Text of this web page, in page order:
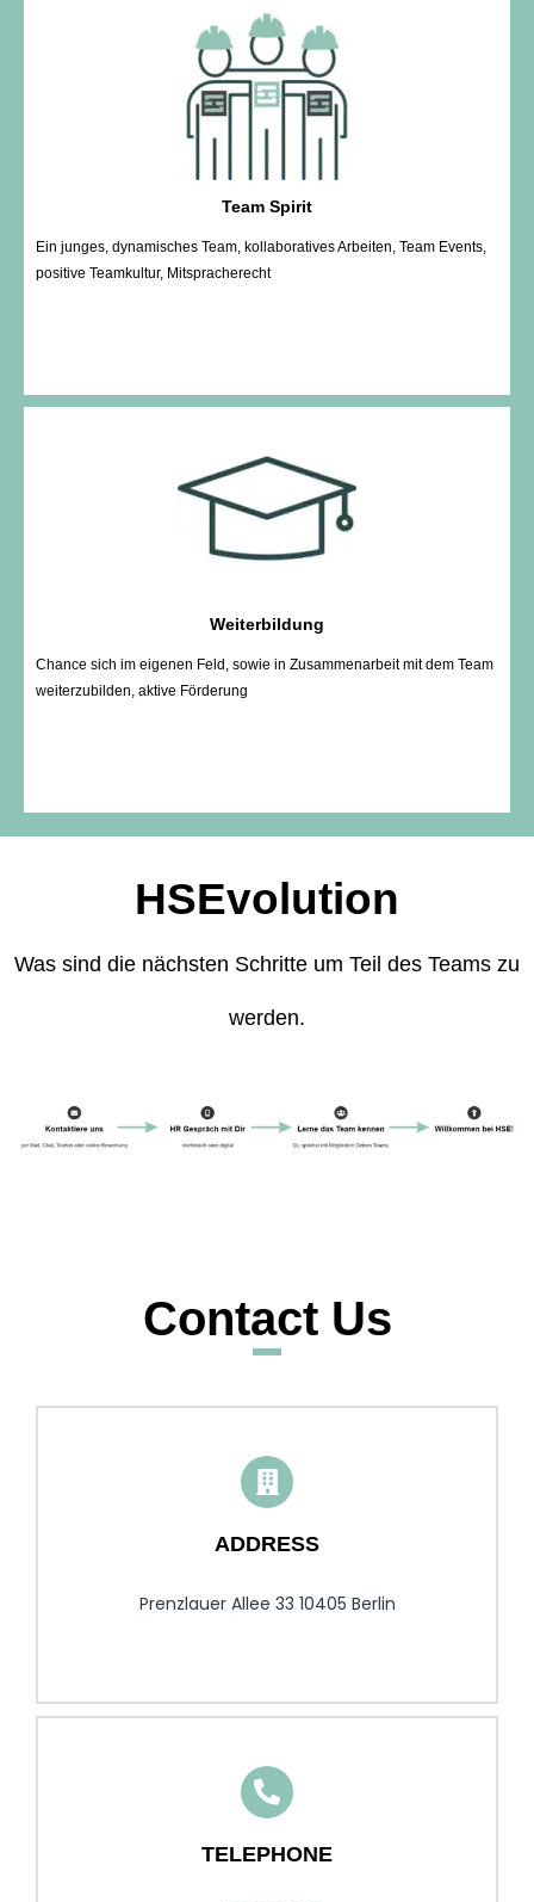
Team Spirit
Ein junges, dynamisches Team, kollaboratives Arbeiten, Team Events,
positive Teamkultur, Mitspracherecht
Weiterbildung
Chance sich im eigenen Feld, sowie in Zusammenarbeit mit dem Team
weiterzubilden, aktive Förderung
HSEvolution
Was sind die nächsten Schritte um Teil des Teams zu
werden.
Contact Us
ADDRESS
Prenzlauer Allee 33 10405 Berlin
TELEPHONE